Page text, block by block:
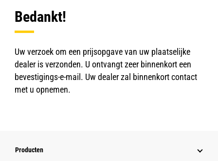
Bedankt!
Uw verzoek om een prijsopgave van uw plaatselijke
dealer is verzonden. U ontvangt zeer binnenkort een
bevestigings-e-mail. Uw dealer zal binnenkort contact
met u opnemen.
Producten